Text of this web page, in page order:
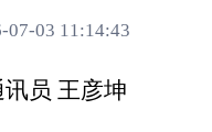
03 11:14:43
员 王彦坤